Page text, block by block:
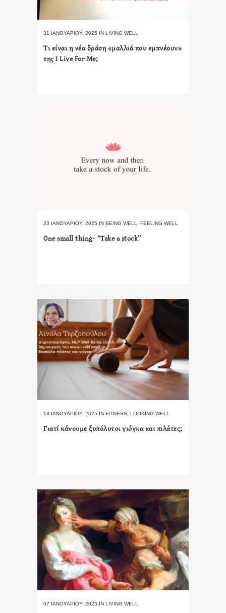
31 ΙΑΝΟΥΑΡΊΟΥ, 2025 IN LIVING WELL
Τι είναι η νέα δράση «μαλλιά που εμπνέουν»
της I Live For Me;
23 ΙΑΝΟΥΑΡΊΟΥ, 2025 IN BEING WELL FEELING WELL
One small thing- “Take a stock”
13 ΙΑΝΟΥΑΡΊΟΥ, 2025 IN FITNESS LOOKING WELL
Γιατί κάνουμε ξυπόλυτοι γιόγκα και πιλάτες;
07 ΙΑΝΟΥΑΡΊΟΥ, 2025 IN LIVING WELL